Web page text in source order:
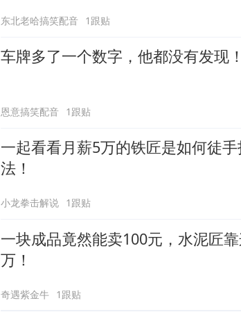
东北老哈搞笑配音 1跟贴
车牌多了一个数字，他都没有发现！
恩意搞笑配音 1跟贴
一起看看月薪5万的铁匠是如何徒
法！
小龙拳击解说 1跟贴
一块成品竟然能卖100元，水泥匠
万！
奇遇紫金牛 1跟贴